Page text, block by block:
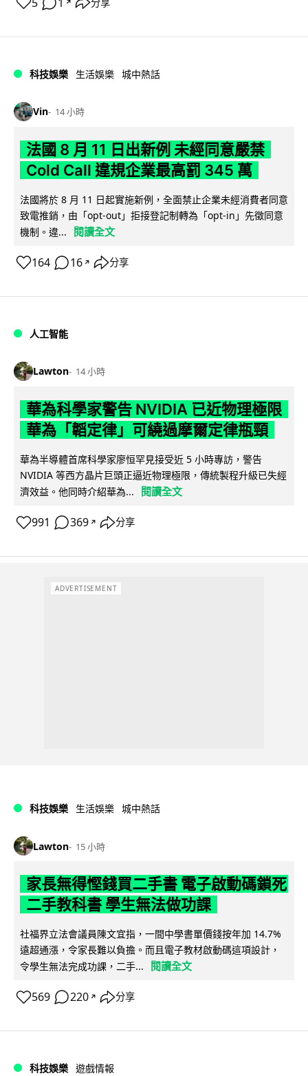
↗
科技娛樂 生活娛樂 城中熱話
Vin 14 小時
法國 8 月 11 日出新例 未經同意嚴禁
Cold Call 違規企業最高罰 345 萬
法國將於 8 月 11 日起實施新例，全面禁止企業未經消費者同意
致電推銷，由「opt-out」拒接登記制轉為「opt-in」先徵同意
機制。違...
閱讀全文
164 16 ↗ 分享
人工智能
Lawton 14 小時
華為科學家警告 NVIDIA 已近物理極限
華為「韜定律」可繞過摩爾定律瓶頸
華為半導體首席科學家廖恒罕見接受近 5 小時專訪，警告
NVIDIA 等西方晶片巨頭正逼近物理極限，傳統製程升級已失經
濟效益。他同時介紹華為...
閱讀全文
991 369 ↗ 分享
ADVERTISEMENT
科技娛樂 生活娛樂 城中熱話
Lawton 15 小時
家長無得慳錢買二手書 電子啟動碼鎖死
二手教科書 學生無法做功課
社福界立法會議員陳文宜指，一間中學書單價錢按年加 14.7%
遠超通漲，令家長難以負擔。而且電子教材啟動碼這項設計，
令學生無法完成功課，二手...
閱讀全文
569 220 ↗ 分享
科技娛樂 遊戲情報